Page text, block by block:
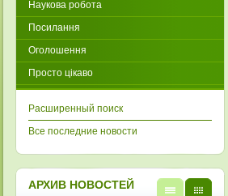
Наукова робота
Посилання
Оголошення
Просто цікаво
Расширенный поиск
Все последние новости
АРХИВ НОВОСТЕЙ